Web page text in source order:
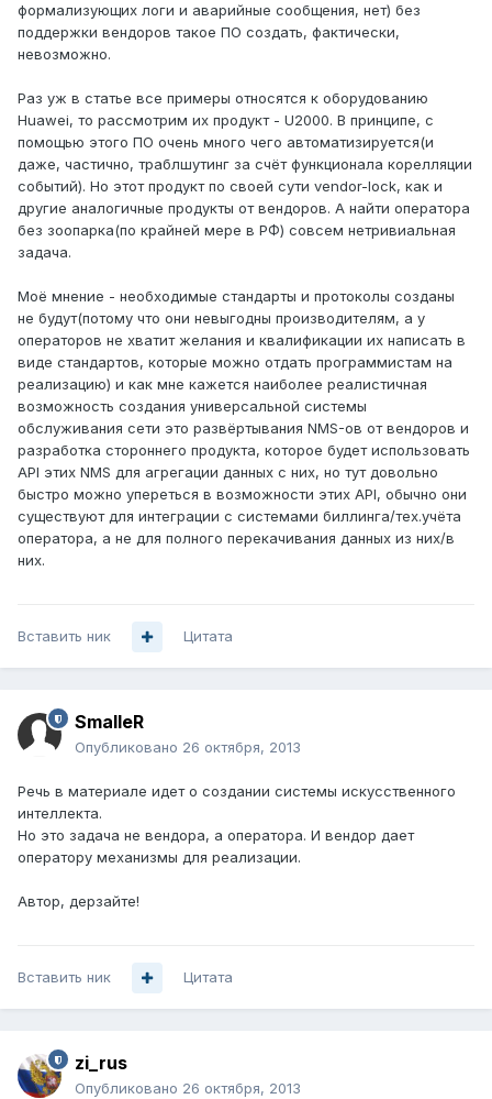
формализующих логи и аварийные сообщения, нет) без
поддержки вендоров такое ПО создать, фактически,
невозможно.
Раз уж в статье все примеры относятся к оборудованию
Huawei, то рассмотрим их продукт - U2000. В принципе, с
помощью этого ПО очень много чего автоматизируется(и
даже, частично, траблшутинг за счёт функционала корелляции
событий). Но этот продукт по своей сути vendor-lock, как и
другие аналогичные продукты от вендоров. А найти оператора
без зоопарка(по крайней мере в РФ) совсем нетривиальная
задача.
Моё мнение - необходимые стандарты и протоколы созданы
не будут(потому что они невыгодны производителям, а у
операторов не хватит желания и квалификации их написать в
виде стандартов, которые можно отдать программистам на
реализацию) и как мне кажется наиболее реалистичная
возможность создания универсальной системы
обслуживания сети это развёртывания NMS-ов от вендоров и
разработка стороннего продукта, которое будет использовать
API этих NMS для агрегации данных с них, но тут довольно
быстро можно упереться в возможности этих API, обычно они
существуют для интеграции с системами биллинга/тех.учёта
оператора, а не для полного перекачивания данных из них/в
них.
Вставить ник Цитата
SmalleR
Опубликовано 26 октября, 2013
Речь в материале идет о создании системы искусственного
интеллекта.
Но это задача не вендора, а оператора. И вендор дает
оператору механизмы для реализации.
Автор, дерзайте!
Вставить ник Цитата
zi_rus
Опубликовано 26 октября, 2013